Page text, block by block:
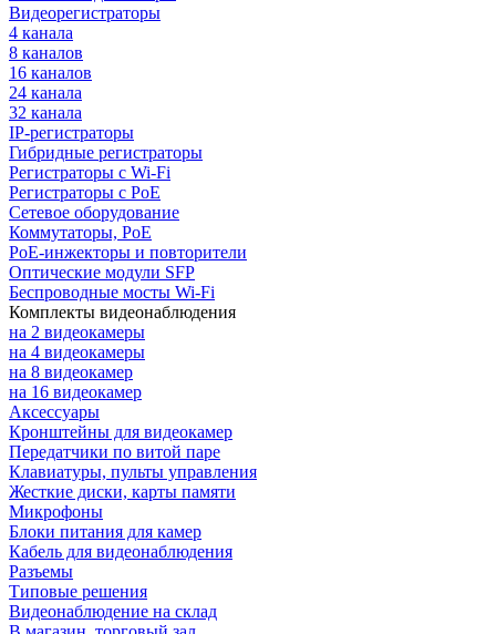
Видеорегистраторы
4 канала
8 каналов
16 каналов
24 канала
32 канала
IP-регистраторы
Гибридные регистраторы
Регистраторы с Wi-Fi
Регистраторы с PoE
Сетевое оборудование
Коммутаторы, PoE
PoE-инжекторы и повторители
Оптические модули SFP
Беспроводные мосты Wi-Fi
Комплекты видеонаблюдения
на 2 видеокамеры
на 4 видеокамеры
на 8 видеокамер
на 16 видеокамер
Аксессуары
Кронштейны для видеокамер
Передатчики по витой паре
Клавиатуры, пульты управления
Жесткие диски, карты памяти
Микрофоны
Блоки питания для камер
Кабель для видеонаблюдения
Разъемы
Типовые решения
Видеонаблюдение на склад